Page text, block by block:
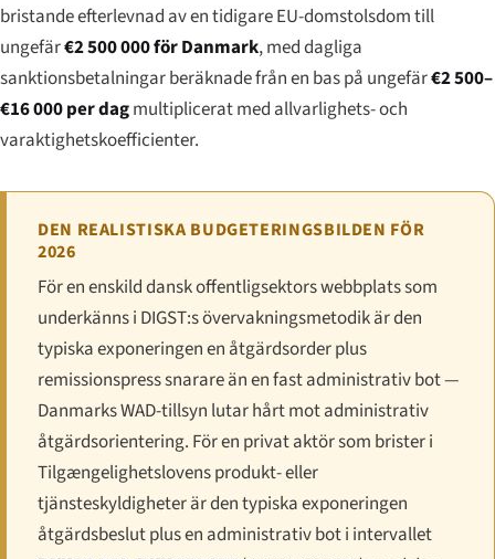
bristande efterlevnad av en tidigare EU-domstolsdom till
ungefär€2 500 000 för Danmark, med dagliga
sanktionsbetalningar beräknade från en bas på ungefär€2 500–
€16 000 per dagmultiplicerat med allvarlighets- och
varaktighetskoefficienter.
DEN REALISTISKA BUDGETERINGSBILDEN FÖR
2026
För en enskild dansk offentligsektors webbplats som
underkänns i DIGST:s övervakningsmetodik är den
typiska exponeringen en åtgärdsorder plus
remissionspress snarare än en fast administrativ bot —
Danmarks WAD-tillsyn lutar hårt mot administrativ
åtgärdsorientering. För en privat aktör som brister i
Tilgængelighetslovens produkt- eller
tjänsteskyldigheter är den typiska exponeringen
åtgärdsbeslut plus en administrativ bot i intervallet